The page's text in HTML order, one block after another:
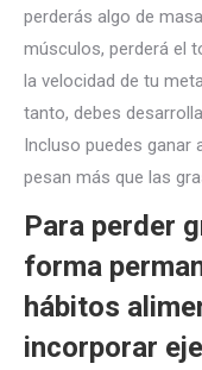
perderás algo de
músculos, perderá el
la velocidad de tu
tanto, debes
Incluso puedes ganar
pesan más que las
Para perder
forma
hábitos
incorporar